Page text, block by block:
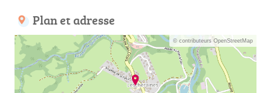
Plan et adresse
© contributeurs OpenStreetMap